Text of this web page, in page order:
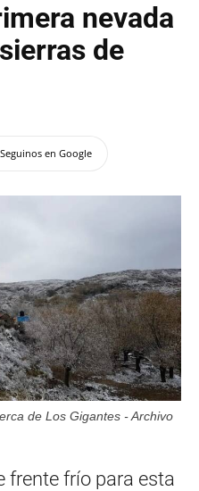
nevada
de
en Google
de Los Gigantes - Archivo
frente frío para esta